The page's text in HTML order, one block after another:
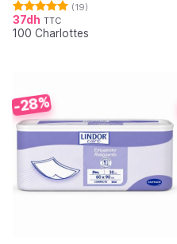
Note4.95
sur 5
(19)
37dh TTC
100 Charlottes
-28%